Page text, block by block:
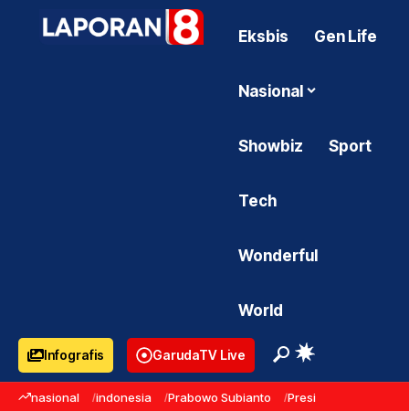
Eksbis Gen Life
Nasional
Showbiz Sport
Tech
Wonderful
World
Infografis GarudaTV Live
nasional indonesia Prabowo Subianto Presiden Prabowo